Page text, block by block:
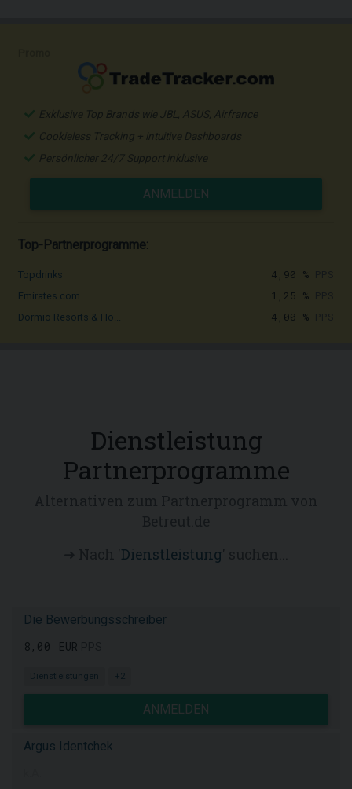
Exklusive Top Brands wie JBL, ASUS, Airfrance
Cookieless Tracking + intuitive Dashboards
Persönlicher 24/7 Support inklusive
ANMELDEN
Top-Partnerprogramme:
Topdrinks 4,90 %
Emirates.com 1,25 %
Dormio Resorts & Ho... 4,00 %
Dienstleistung
Partnerprogramme
Dienstleistung
Die Bewerbungsschreiber
8,00 EUR
Dienstleistungen +2
ANMELDEN
Argus Identchek